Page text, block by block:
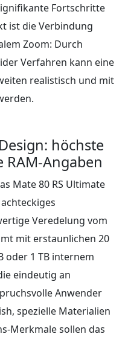
Fortschritte
ist die Verbindung
Zoom: Durch
Verfahren kann eine
realistisch und mit
höchste
Mate 80 RS Ultimate
Veredelung vom
mit erstaunlichen 20
oder 1 TB internem
eindeutig an
Anwender
spezielle Materialien
sollen das